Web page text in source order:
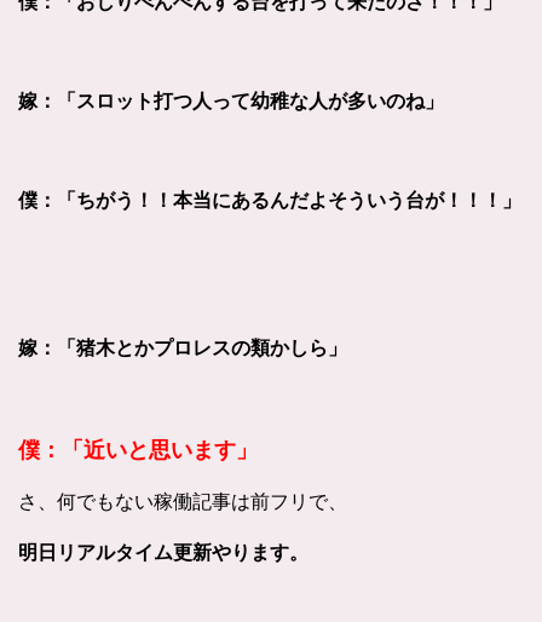
嫁：「スロット打つ人って幼稚な人が多いのね」
僕：「ちがう！！本当にあるんだよそういう台が！！！」
嫁：「猪木とかプロレスの類かしら」
僕：「近いと思います」
さ、何でもない稼働記事は前フリで、
明日リアルタイム更新やります。